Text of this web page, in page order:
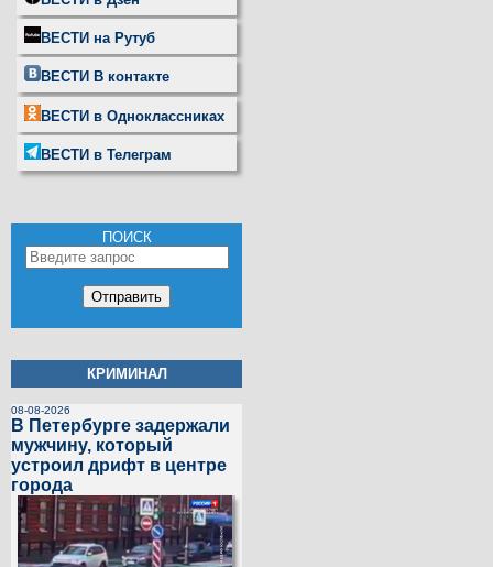
ВЕСТИ на Рутуб
ВЕСТИ В контакте
ВЕСТИ в Одноклассниках
ВЕСТИ в Телеграм
ПОИСК
КРИМИНАЛ
08-08-2026
В Петербурге задержали
мужчину, который
устроил дрифт в центре
города